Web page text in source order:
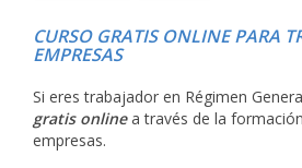
CURSO GRATIS ONLINE PARA
EMPRESAS
Si eres trabajador en Régimen
gratis onlinea través de la
empresas.